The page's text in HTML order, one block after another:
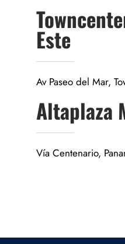
Este
Av Paseo del Mar,
Altaplaza
Vía Centenario,